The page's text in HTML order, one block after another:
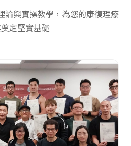
論與實操教學，為您的康復理療
定堅實基礎